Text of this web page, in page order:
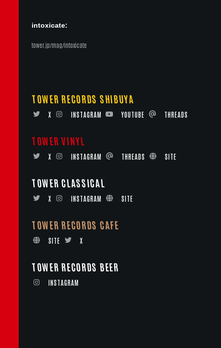
intoxicate:
tower.jp/mag/intoxicate
TOWER RECORDS SHIBUYA
X INSTAGRAM YOUTUBE THREADS
TOWER VINYL
X INSTAGRAM THREADS SITE
TOWER CLASSICAL
X INSTAGRAM SITE
TOWER RECORDS CAFE
SITE X
TOWER RECORDS BEER
INSTAGRAM